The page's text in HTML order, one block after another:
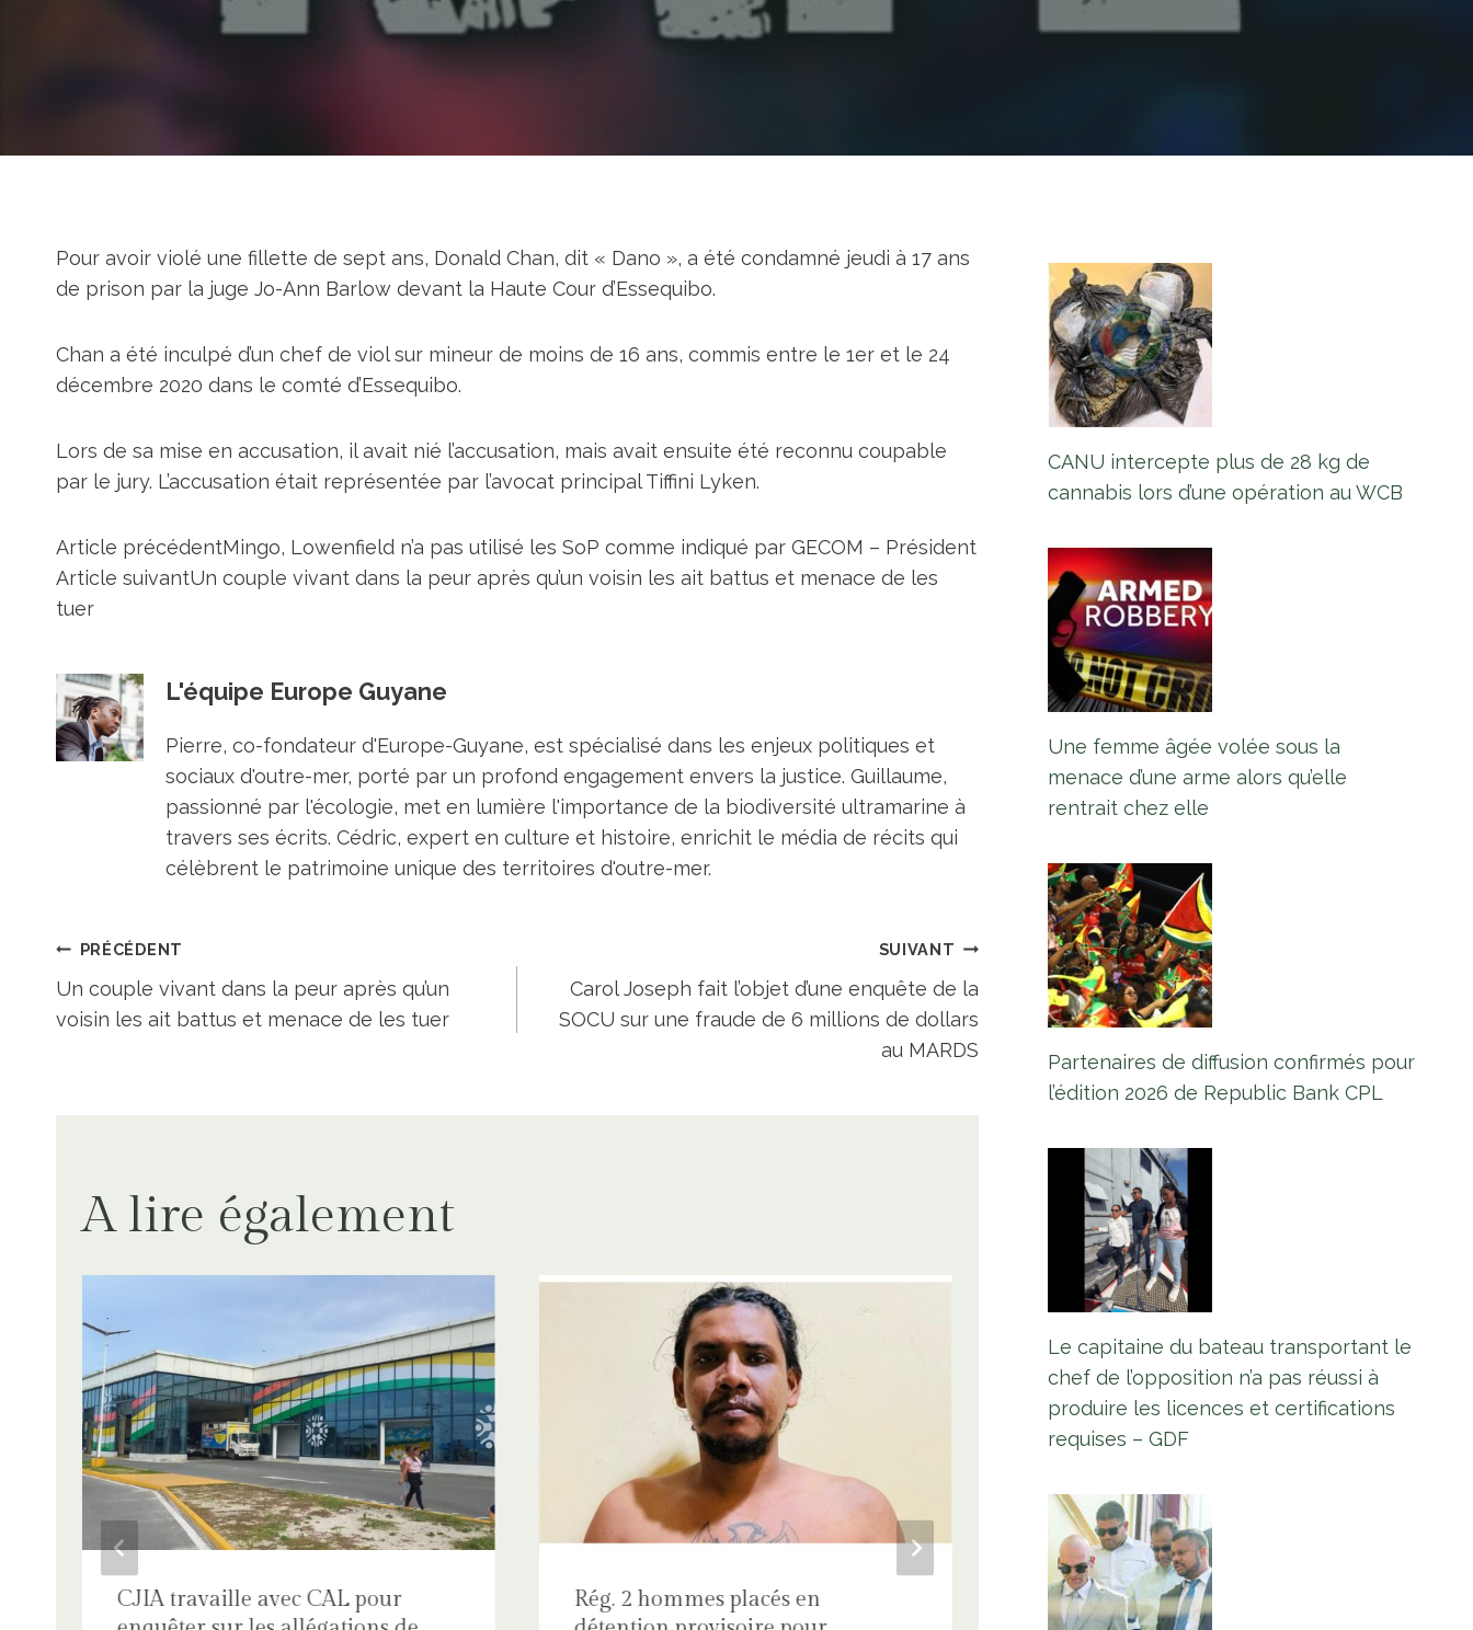
Pour avoir violé une fillette de sept ans, Donald Chan, dit « Dano », a été condamné jeudi à 17 ans
de prison par la juge Jo-Ann Barlow devant la Haute Cour d’Essequibo.
Chan a été inculpé d’un chef de viol sur mineur de moins de 16 ans, commis entre le 1er et le 24
décembre 2020 dans le comté d’Essequibo.
Lors de sa mise en accusation, il avait nié l’accusation, mais avait ensuite été reconnu coupable
par le jury. L’accusation était représentée par l’avocat principal Tiffini Lyken.
Article précédentMingo, Lowenfield n’a pas utilisé les SoP comme indiqué par GECOM – Président
Article suivantUn couple vivant dans la peur après qu’un voisin les ait battus et menace de les
tuer
L'équipe Europe Guyane
Pierre, co-fondateur d'Europe-Guyane, est spécialisé dans les enjeux politiques et
sociaux d'outre-mer, porté par un profond engagement envers la justice. Guillaume,
passionné par l'écologie, met en lumière l'importance de la biodiversité ultramarine à
travers ses écrits. Cédric, expert en culture et histoire, enrichit le média de récits qui
célèbrent le patrimoine unique des territoires d'outre-mer.
Navigation
de
PRÉCÉDENT
Un couple vivant dans la peur après qu’un
voisin les ait battus et menace de les tuer
SUIVANT
Carol Joseph fait l’objet d’une enquête de la
SOCU sur une fraude de 6 millions de dollars
au MARDS
A lire également
CJIA travaille avec CAL pour
Rég. 2 hommes placés en
Un incendie détruit un restaurant
CANU intercepte plus de 28 kg de
cannabis lors d’une opération au WCB
Une femme âgée volée sous la
menace d’une arme alors qu’elle
rentrait chez elle
Partenaires de diffusion confirmés pour
l’édition 2026 de Republic Bank CPL
Le capitaine du bateau transportant le
chef de l’opposition n’a pas réussi à
produire les licences et certifications
requises – GDF